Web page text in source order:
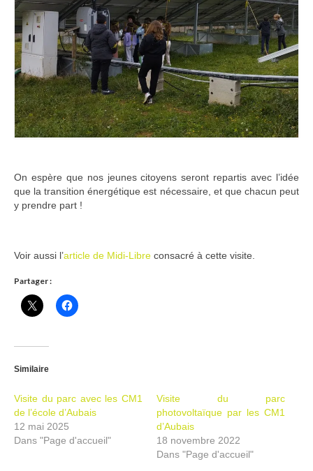
CONTACT
On espère que nos jeunes citoyens seront repartis avec l’idée
que la transition énergétique est nécessaire, et que chacun peut
y prendre part !
Voir aussi l’article de Midi-Libre consacré à cette visite.
Partager :
Similaire
Visite du parc avec les CM1
de l’école d’Aubais
12 mai 2025
Dans "Page d'accueil"
Visite du parc
photovoltaïque par les CM1
d’Aubais
18 novembre 2022
Dans "Page d'accueil"